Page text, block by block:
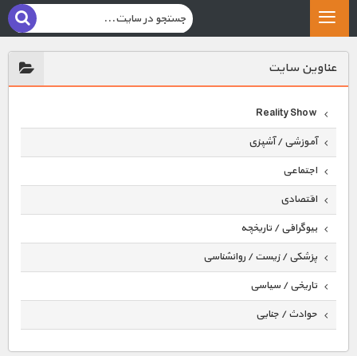
عناوين سايت
Reality Show
آموزشی / آشپزی
اجتماعی
اقتصادی
بیوگرافی / تاریخچه
پزشکی / زیست / روانشناسی
تاریخی / سیاسی
حوادث / جنایی